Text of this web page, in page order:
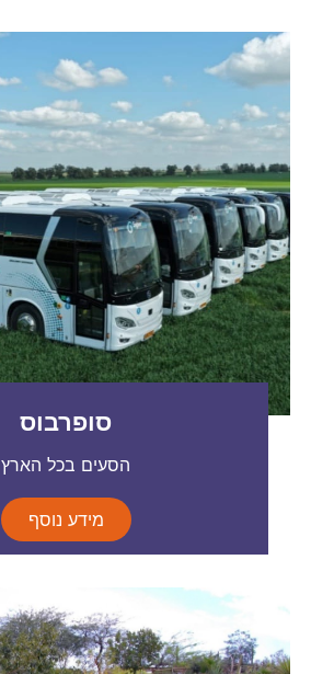
סופרבוס
הסעים בכל הארץ
מידע נוסף